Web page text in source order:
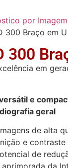
por Imagem
300 Braço em U
300
em
e
geral
de alta
e contraste
de